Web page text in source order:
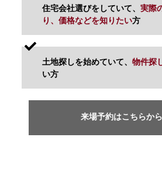
住宅会社選びをしていて、 実際
り、価格などを知りたい方
土地探しを始めていて、 物件探
い方
来場予約はこちらか